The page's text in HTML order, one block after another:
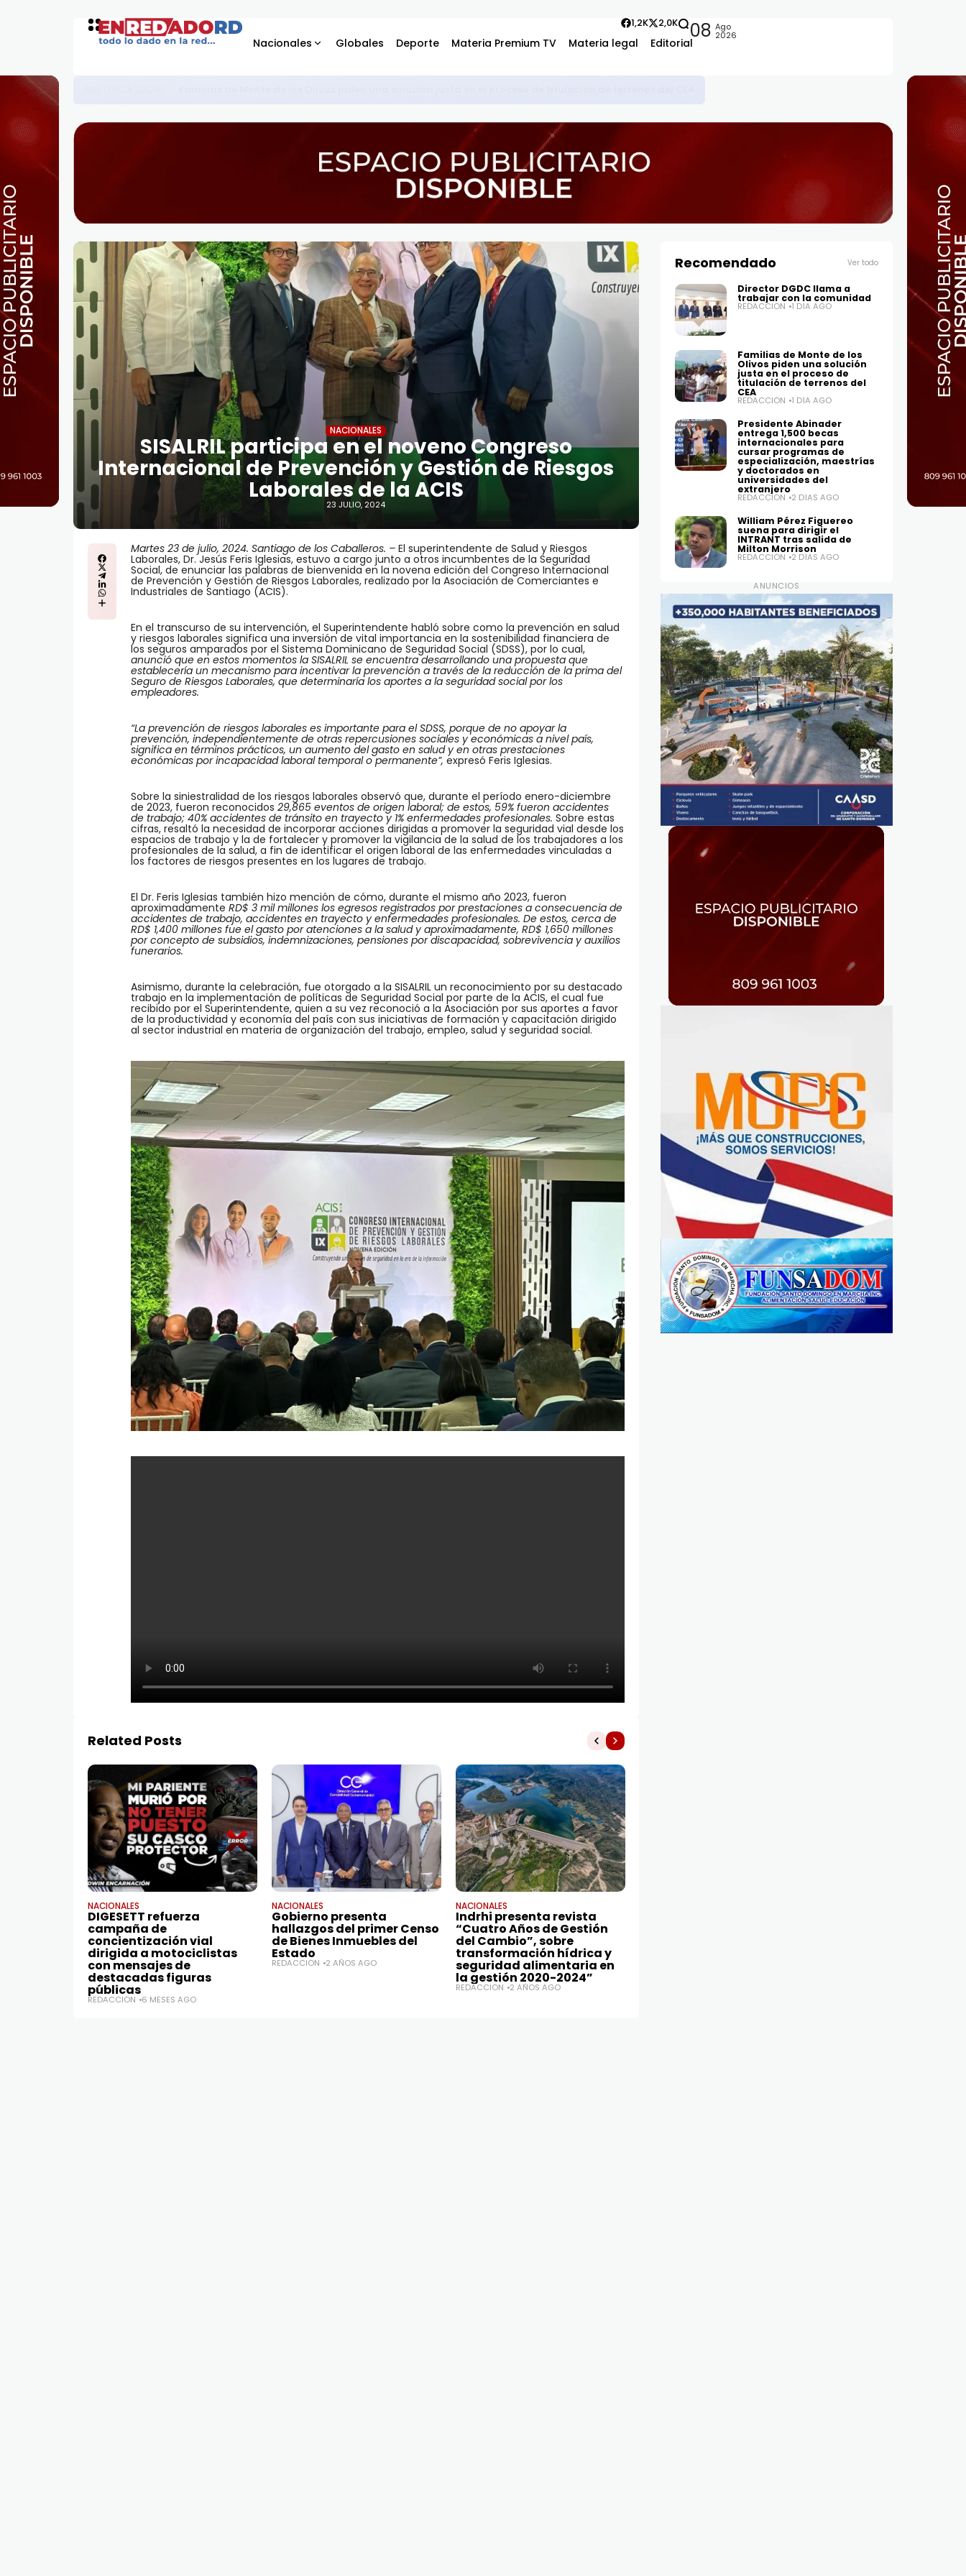
Nacionales Globales Deporte Materia Premium TV Materia legal Editorial
1,2K 2,0K 08 Ago
2026
NACIONALES
SISALRIL participa en el noveno Congreso
Internacional de Prevención y Gestión de Riesgos
Laborales de la ACIS
23 JULIO, 2024
Martes 23 de julio, 2024. Santiago de los Caballeros. – El superintendente de Salud y Riesgos
Laborales, Dr. Jesús Feris Iglesias, estuvo a cargo junto a otros incumbentes de la Seguridad
Social, de enunciar las palabras de bienvenida en la novena edición del Congreso Internacional
de Prevención y Gestión de Riesgos Laborales, realizado por la Asociación de Comerciantes e
Industriales de Santiago (ACIS).
En el transcurso de su intervención, el Superintendente habló sobre como la prevención en salud
y riesgos laborales significa una inversión de vital importancia en la sostenibilidad financiera de
los seguros amparados por el Sistema Dominicano de Seguridad Social (SDSS), por lo cual,
anunció que en estos momentos la SISALRIL se encuentra desarrollando una propuesta que
establecería un mecanismo para incentivar la prevención a través de la reducción de la prima del
Seguro de Riesgos Laborales, que determinaría los aportes a la seguridad social por los
empleadores.
“La prevención de riesgos laborales es importante para el SDSS, porque de no apoyar la
prevención, independientemente de otras repercusiones sociales y económicas a nivel país,
significa en términos prácticos, un aumento del gasto en salud y en otras prestaciones
económicas por incapacidad laboral temporal o permanente”, expresó Feris Iglesias.
Sobre la siniestralidad de los riesgos laborales observó que, durante el período enero-diciembre
de 2023, fueron reconocidos 29,865 eventos de origen laboral; de estos, 59% fueron accidentes
de trabajo; 40% accidentes de tránsito en trayecto y 1% enfermedades profesionales. Sobre estas
cifras, resaltó la necesidad de incorporar acciones dirigidas a promover la seguridad vial desde los
espacios de trabajo y la de fortalecer y promover la vigilancia de la salud de los trabajadores a los
profesionales de la salud, a fin de identificar el origen laboral de las enfermedades vinculadas a
los factores de riesgos presentes en los lugares de trabajo.
El Dr. Feris Iglesias también hizo mención de cómo, durante el mismo año 2023, fueron
aproximadamente RD$ 3 mil millones los egresos registrados por prestaciones a consecuencia de
accidentes de trabajo, accidentes en trayecto y enfermedades profesionales. De estos, cerca de
RD$ 1,400 millones fue el gasto por atenciones a la salud y aproximadamente, RD$ 1,650 millones
por concepto de subsidios, indemnizaciones, pensiones por discapacidad, sobrevivencia y auxilios
funerarios.
Asimismo, durante la celebración, fue otorgado a la SISALRIL un reconocimiento por su destacado
trabajo en la implementación de políticas de Seguridad Social por parte de la ACIS, el cual fue
recibido por el Superintendente, quien a su vez reconoció a la Asociación por sus aportes a favor
de la productividad y economía del país con sus iniciativas de formación y capacitación dirigido
al sector industrial en materia de organización del trabajo, empleo, salud y seguridad social.
Related Posts
NACIONALES
DIGESETT refuerza
campaña de
concientización vial
dirigida a motociclistas
con mensajes de
destacadas figuras
públicas
REDACCIÓN 6 MESES AGO
NACIONALES
Gobierno presenta
hallazgos del primer Censo
de Bienes Inmuebles del
Estado
REDACCIÓN 2 AÑOS AGO
NACIONALES
Indrhi presenta revista
“Cuatro Años de Gestión
del Cambio”, sobre
transformación hídrica y
seguridad alimentaria en
la gestión 2020-2024”
REDACCIÓN 2 AÑOS AGO
Recomendado Ver todo
Director DGDC llama a
trabajar con la comunidad
REDACCIÓN 1 DÍA AGO
Familias de Monte de los
Olivos piden una solución
justa en el proceso de
titulación de terrenos del
CEA
REDACCIÓN 1 DÍA AGO
Presidente Abinader
entrega 1,500 becas
internacionales para
cursar programas de
especialización, maestrías
y doctorados en
universidades del
extranjero
REDACCIÓN 2 DÍAS AGO
William Pérez Figuereo
suena para dirigir el
INTRANT tras salida de
Milton Morrison
REDACCIÓN 2 DÍAS AGO
ANUNCIOS